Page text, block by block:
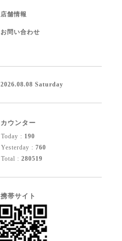
店舗情報
お問い合わせ
2026.08.08 Saturday
カウンター
Today : 190
Yesterday : 760
Total : 280519
携帯サイト